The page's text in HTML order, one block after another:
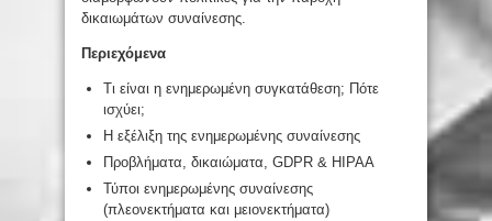
δικαιωμάτων συναίνεσης.
Περιεχόμενα
Τι είναι η ενημερωμένη συγκατάθεση; Πότε
ισχύει;
Η εξέλιξη της ενημερωμένης συναίνεσης
Προβλήματα, δικαιώματα, GDPR & HIPAA
Τύποι ενημερωμένης συναίνεσης
(πλεονεκτήματα και μειονεκτήματα)